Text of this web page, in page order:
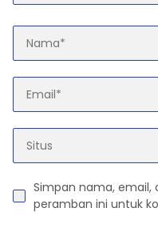
Simpan nama, email,
peramban ini untuk